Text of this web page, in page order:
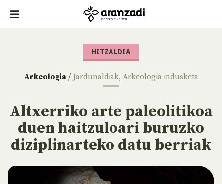
HITZALDIA
Arkeologia/ Jardunaldiak, Arkeologia indusketa
Altxerriko arte paleolitikoa
duen haitzuloari buruzko
diziplinarteko datu berriak